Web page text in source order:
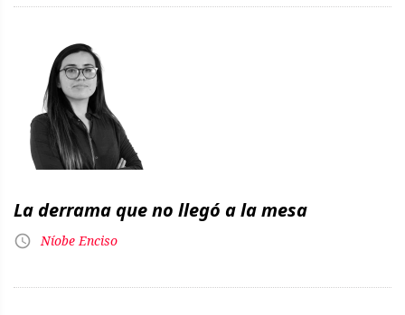
La derrama que no llegó a la mesa
Níobe Enciso